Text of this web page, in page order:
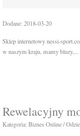
Dodane: 2018-03-20
Sklep internetowy nessi-
w naszym kraju, mamy bluzy,...
Rewelacyjny
Kategoria: Biznes Online /